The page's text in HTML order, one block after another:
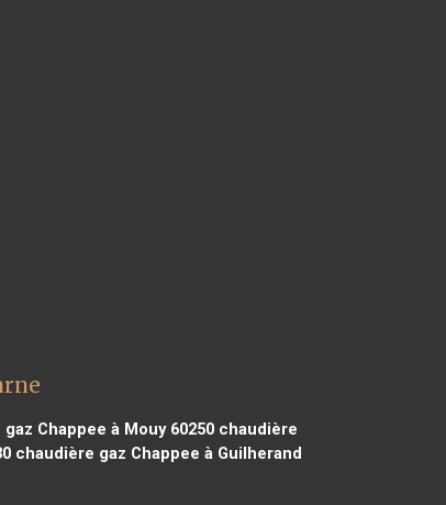
Chappee à Mouy 60250 chaudière
chaudière gaz Chappee à Guilherand